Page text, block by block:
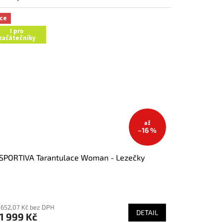
I pro
až
–16 %
Tarantulace Woman - Lezečky
652,07 Kč bez DPH
1 999 Kč DETAIL